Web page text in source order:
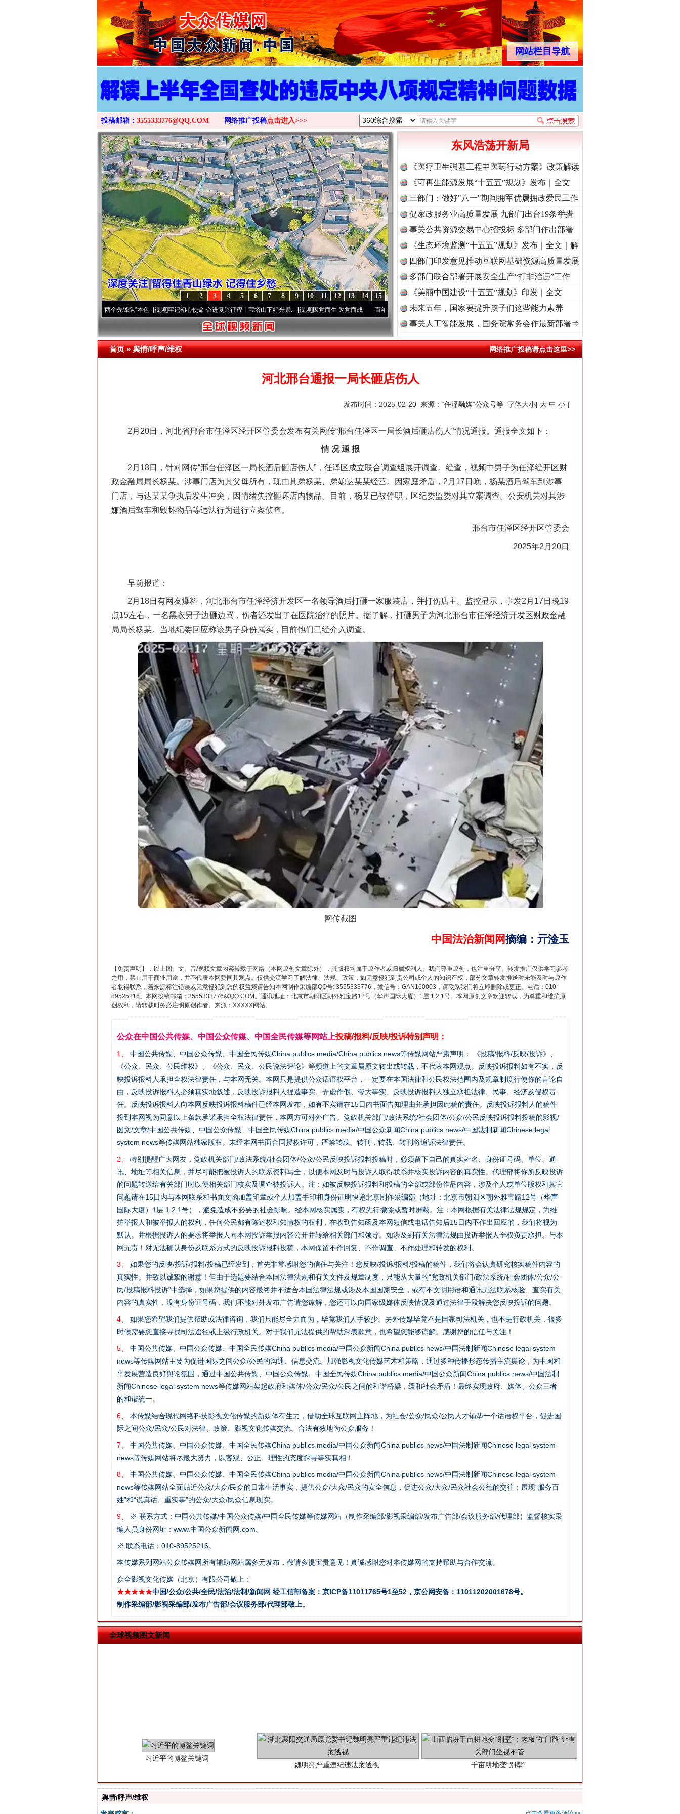
>
网站栏目导航
投稿邮箱： 3555333776@QQ.COM 网络推广投稿点击进入>>>
15
14
13
12
11
10
9
8
7
6
5
4
3
2
1
永葆“两个先锋队”本色·[视频]牢记初心使命 奋进复兴征程丨宝塔山下好光景..·[视频]因党而生 为党而战——百年“纪”事⑧加强纪律..·[视频]牢记初心使命 奋进复兴征程丨“转折之城”激荡.. ·[视频]
东风浩荡开新局
《医疗卫生强基工程中医药行动方案》政策解读
《可再生能源发展“十五五”规划》发布｜全文
三部门：做好"八一"期间拥军优属拥政爱民工作
促家政服务业高质量发展 九部门出台19条举措
事关公共资源交易中心招投标 多部门作出部署
《生态环境监测“十五五”规划》发布｜全文｜解
读
四部门印发意见推动互联网基础资源高质量发展
多部门联合部署开展安全生产“打非治违”工作
《美丽中国建设“十五五”规划》印发｜全文
未来五年，国家要提升孩子们这些能力素养
事关人工智能发展，国务院常务会作最新部署⇒
首页»舆情/呼声/维权 网络推广投稿请点击这里>>
河北邢台通报一局长砸店伤人
发布时间：2025-02-20 来源： “任泽融媒”公众号等 字体大小[ 大 中 小 ]
2月20日，河北省邢台市任泽区经开区管委会发布有关网传“邢台任泽区一局长酒后砸店伤人”情况通报。通报全文如下：
情 况 通 报
2月18日，针对网传“邢台任泽区一局长酒后砸店伤人”，任泽区成立联合调查组展开调查。经查，视频中男子为任泽经开区财
政金融局局长杨某。涉事门店为其父母所有，现由其弟杨某、弟媳达某某经营。因家庭矛盾，2月17日晚，杨某酒后驾车到涉事
门店，与达某某争执后发生冲突，因情绪失控砸坏店内物品。目前，杨某已被停职，区纪委监委对其立案调查。公安机关对其涉
嫌酒后驾车和毁坏物品等违法行为进行立案侦查。
邢台市任泽区经开区管委会
2025年2月20日
早前报道：
2月18日有网友爆料，河北邢台市任泽经济开发区一名领导酒后打砸一家服装店，并打伤店主。监控显示，事发2月17日晚19
点15左右，一名黑衣男子边砸边骂，伤者还发出了在医院治疗的照片。据了解，打砸男子为河北邢台市任泽经济开发区财政金融
局局长杨某。当地纪委回应称该男子身份属实，目前他们已经介入调查。
网传截图
中国法治新闻网摘编 ： 亓淦玉
【免责声明】：以上图、文、音/视频文章内容转载于网络（本网原创文章除外），其版权均属于原作者或归属权利人。我们尊重原创，也注重分享。转发推广仅供学习参考
之用，禁止用于商业用途，并不代表本网赞同其观点。仅供交流学习了解法律、法规、政策，如无意侵犯到贵公司或个人的知识产权，部分文章转发推送时未能及时与原作
者取得联系，若来源标注错误或无意侵犯到您的权益烦请告知本网制作采编部QQ号: 3555333776，微信号：GAN160003，请联系我们将立即删除或更正。电话：010-
89525216。本网投稿邮箱：3555333776@QQ.COM。通讯地址：北京市朝阳区朝外雅宝路12号（华声国际大厦）1层 1 2 1号。本网原创文章欢迎转载，为尊重和维护原
创权利，请转载时务必注明原创作者、来源：XXXXX网站。
公众在中国公共传媒、中国公众传媒、中国全民传媒等网站上投稿/报料/反映/投诉特别声明：
1、
中国公共传媒、中国公众传媒、中国全民传媒China publics media/China publics news等传媒网站严肃声明： 《投稿/报料/反映/投诉》、
《公众、民众、公民维权》、《公众、民众、公民说法评论》等频道上的文章属原文转出或转载，不代表本网观点。反映投诉报料如有不实，反
映投诉报料人承担全权法律责任，与本网无关。本网只是提供公众话语权平台，一定要在本国法律和公民权法范围内及规章制度行使你的言论自
由，反映投诉报料人必须真实地叙述，反映投诉报料人捏造事实、弄虚作假、夸大事实、反映投诉报料人独立承担法律、民事、经济及侵权责
任。反映投诉报料人向本网反映投诉报料稿件已经本网发布，如有不实请在15日内书面告知理由并承担因此稿的责任。反映投诉报料人的稿件
投到本网视为同意以上条款承诺承担全权法律责任，本网方可对外广告。党政机关部门/政法系统/社会团体/公众/公民反映投诉报料投稿的影视/
图文/文章/中国公共传媒、中国公众传媒、中国全民传媒China publics media/中国公众新闻China publics news/中国法制新闻Chinese legal
system news等传媒网站独家版权。未经本网书面合同授权许可，严禁转载、转刊，转载、转刊将追诉法律责任。
2、
特别提醒广大网友，党政机关部门/政法系统/社会团体/公众/公民反映投诉报料投稿时，必须留下自己的真实姓名、身份证号码、单位、通
讯、地址等相关信息，并尽可能把被投诉人的联系资料写全，以便本网及时与投诉人取得联系并核实投诉内容的真实性。代理部将你所反映投诉
的问题转送给有关部门时以便相关部门核实及调查被投诉人。注：如被反映投诉报料和投稿的全部或部份作品内容，涉及个人或单位版权和其它
问题请在15日内与本网联系和书面文函加盖印章或个人加盖手印和身份证明快递北京制作采编部（地址：北京市朝阳区朝外雅宝路12号（华声
国际大厦）1层 1 2 1号），避免造成不必要的社会影响。经本网核实属实，有权先行撤除或暂时屏蔽。注：本网根据有关法律法规规定，为维
护举报人和被举报人的权利，任何公民都有陈述权和知情权的权利，在收到告知函及本网短信或电话告知后15日内不作出回应的，我们将视为
默认。并根据投诉人的要求将举报人向本网投诉举报内容公开并转给相关部门和领导。如涉及到有关法律法规由投诉举报人全权负责承担。与本
网无责！对无法确认身份及联系方式的反映投诉报料投稿，本网保留不作回复、不作调查、不作处理和转发的权利。
3、
如果您的反映/投诉/报料/投稿已经发到，首先非常感谢您的信任与关注！您反映/投诉/报料/投稿的稿件，我们将会认真研究核实稿件内容的
真实性。并致以诚挚的谢意！但由于选题要结合本国法律法规和有关文件及规章制度，只能从大量的“党政机关部门/政法系统/社会团体/公众/公
民/投稿报料投诉”中选择，如果您提供的内容最终并不适合本国法律法规或涉及本国国家安全，或有不文明用语和通讯无法联系核验、查实有关
内容的真实性，没有身份证号码，我们不能对外发布广告请您谅解，您还可以向国家级媒体反映情况及通过法律手段解决您反映投诉的问题。
4、
如果您希望我们提供帮助或法律咨询，我们只能尽全力而为，毕竟我们人手较少。另外传媒毕竟不是国家司法机关，也不是行政机关，很多
时候需要您直接寻找司法途径或上级行政机关。对于我们无法提供的帮助深表歉意，也希望您能够谅解。感谢您的信任与关注！
5、
中国公共传媒、中国公众传媒、中国全民传媒China publics media/中国公众新闻China publics news/中国法制新闻Chinese legal system
news等传媒网站主要为促进国际之间公众/公民的沟通、信息交流。加强影视文化传媒艺术和策略，通过多种传播形态传播主流舆论，为中国和
平发展营造良好舆论氛围，通过中国公共传媒、中国公众传媒、中国全民传媒China publics media/中国公众新闻China publics news/中国法制
新闻Chinese legal system news等传媒网站架起政府和媒体/公众/民众/公民之间的和谐桥梁，缓和社会矛盾！最终实现政府、媒体、公众三者
的和谐统一。
6、
本传媒结合现代网络科技影视文化传媒的新媒体有生力，借助全球互联网主阵地，为社会/公众/民众/公民人才铺垫一个话语权平台，促进国
际之间公众/民众/公民对法律、政策、影视文化传媒交流。合法有效地为公众服务！
7、
中国公共传媒、中国公众传媒、中国全民传媒China publics media/中国公众新闻China publics news/中国法制新闻Chinese legal system
news等传媒网站将尽最大努力，以客观、公正、理性的态度探寻事实真相！
8、
中国公共传媒、中国公众传媒、中国全民传媒China publics media/中国公众新闻China publics news/中国法制新闻Chinese legal system
news等传媒网站全面贴近公众/大众/民众的日常生活事实，提供公众/大众/民众的安全信息，促进公众/大众/民众社会公德的交往；展现“服务百
姓”和“说真话、重实事”的公众/大众/民众信息现实。
9、
※ 联系方式：中国公共传媒/中国公众传媒/中国全民传媒等传媒网站（制作采编部/影视采编部/发布广告部/会议服务部/代理部）监督核实采
编人员身份网址：www.中国公众新闻网.com。
※ 联系电话：010-89525216。
本传媒系列网站公众传媒网所有辅助网站属多元发布，敬请多提宝贵意见！真诚感谢您对本传媒网的支持帮助与合作交流。
众全影视文化传媒（北京）有限公司敬上 :
★★★★★中国/公众/公共/全民/法治/法制/新闻网 经工信部备案：京ICP备11011765号1至52，京公网安备：11011202001678号。
制作采编部/影视采编部/发布广告部/会议服务部/代理部敬上。
全球视频图文新闻
网上购药对药下症？
“神药”背后的真相
这是一记警钟！ 谢谢有你温暖了四季
在谋一域中谋全局
今年投资意愿榜揭晓 新中国诞生的见证
舆情/呼声/维权